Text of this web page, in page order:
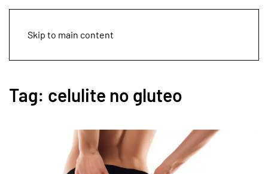
Skip to main content
Tag: celulite no gluteo